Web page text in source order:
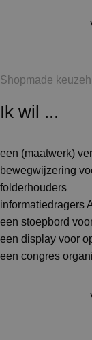
Shopmade
Ik wil ...
een (maatwerk)
bewegwijzering
folderhouders
informatiedragers
een stoepbord
een display voor
een congres